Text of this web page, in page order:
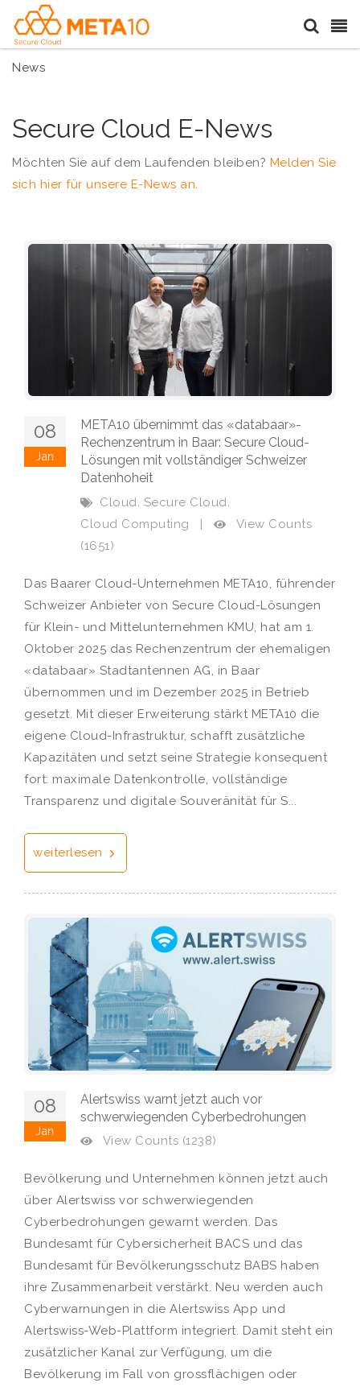
News
Secure Cloud E-News
Möchten Sie auf dem Laufenden bleiben? Melden Sie
sich hier für unsere E-News an.
08
Jan
META10 übernimmt das «databaar»-
Rechenzentrum in Baar: Secure Cloud-
Lösungen mit vollständiger Schweizer
Datenhoheit
Cloud, Secure Cloud,
Cloud Computing
View Counts
(1651)
Das Baarer Cloud-Unternehmen META10, führender
Schweizer Anbieter von Secure Cloud-Lösungen
für Klein- und Mittelunternehmen KMU, hat am 1.
Oktober 2025 das Rechenzentrum der ehemaligen
«databaar» Stadtantennen AG, in Baar
übernommen und im Dezember 2025 in Betrieb
gesetzt. Mit dieser Erweiterung stärkt META10 die
eigene Cloud-Infrastruktur, schafft zusätzliche
Kapazitäten und setzt seine Strategie konsequent
fort: maximale Datenkontrolle, vollständige
Transparenz und digitale Souveränität für S...
weiterlesen
08
Jan
Alertswiss warnt jetzt auch vor
schwerwiegenden Cyberbedrohungen
View Counts (1238)
Bevölkerung und Unternehmen können jetzt auch
über Alertswiss vor schwerwiegenden
Cyberbedrohungen gewarnt werden. Das
Bundesamt für Cybersicherheit BACS und das
Bundesamt für Bevölkerungsschutz BABS haben
ihre Zusammenarbeit verstärkt. Neu werden auch
Cyberwarnungen in die Alertswiss App und
Alertswiss-Web-Plattform integriert. Damit steht ein
zusätzlicher Kanal zur Verfügung, um die
Bevölkerung im Fall von grossflächigen oder